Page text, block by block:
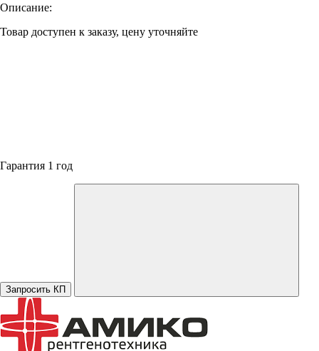
Описание:
Товар доступен к заказу, цену уточняйте
Гарантия 1 год
Запросить КП